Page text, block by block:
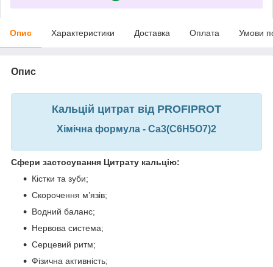
Опис Характеристики Доставка Оплата Умови
Опис
Кальцій цитрат від PROFIPROT
Хімічна формула - Ca3(C6H5O7)2
Сфери застосування Цитрату кальцію:
Кістки та зуби;
Скорочення м’язів;
Водний баланс;
Нервова система;
Серцевий ритм;
Фізична активність;